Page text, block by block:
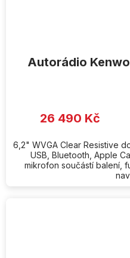
Autorádio
26 490 Kč
6,2" WVGA Clear Resistive
USB, Bluetooth, Apple
mikrofon součástí balení,